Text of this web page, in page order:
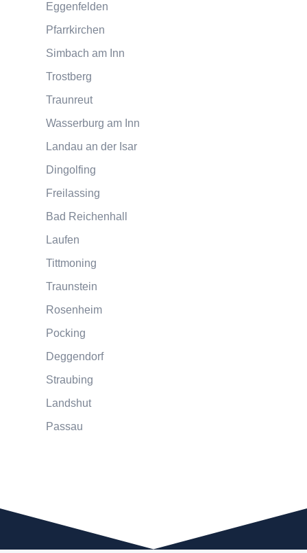
Eggenfelden
Pfarrkirchen
Simbach am Inn
Trostberg
Traunreut
Wasserburg am Inn
Landau an der Isar
Dingolfing
Freilassing
Bad Reichenhall
Laufen
Tittmoning
Traunstein
Rosenheim
Pocking
Deggendorf
Straubing
Landshut
Passau